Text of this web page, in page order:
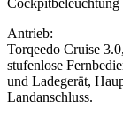
Antrieb:
Torqeedo Cruise
stufenlose
und Ladegerät,
Landanschluss.